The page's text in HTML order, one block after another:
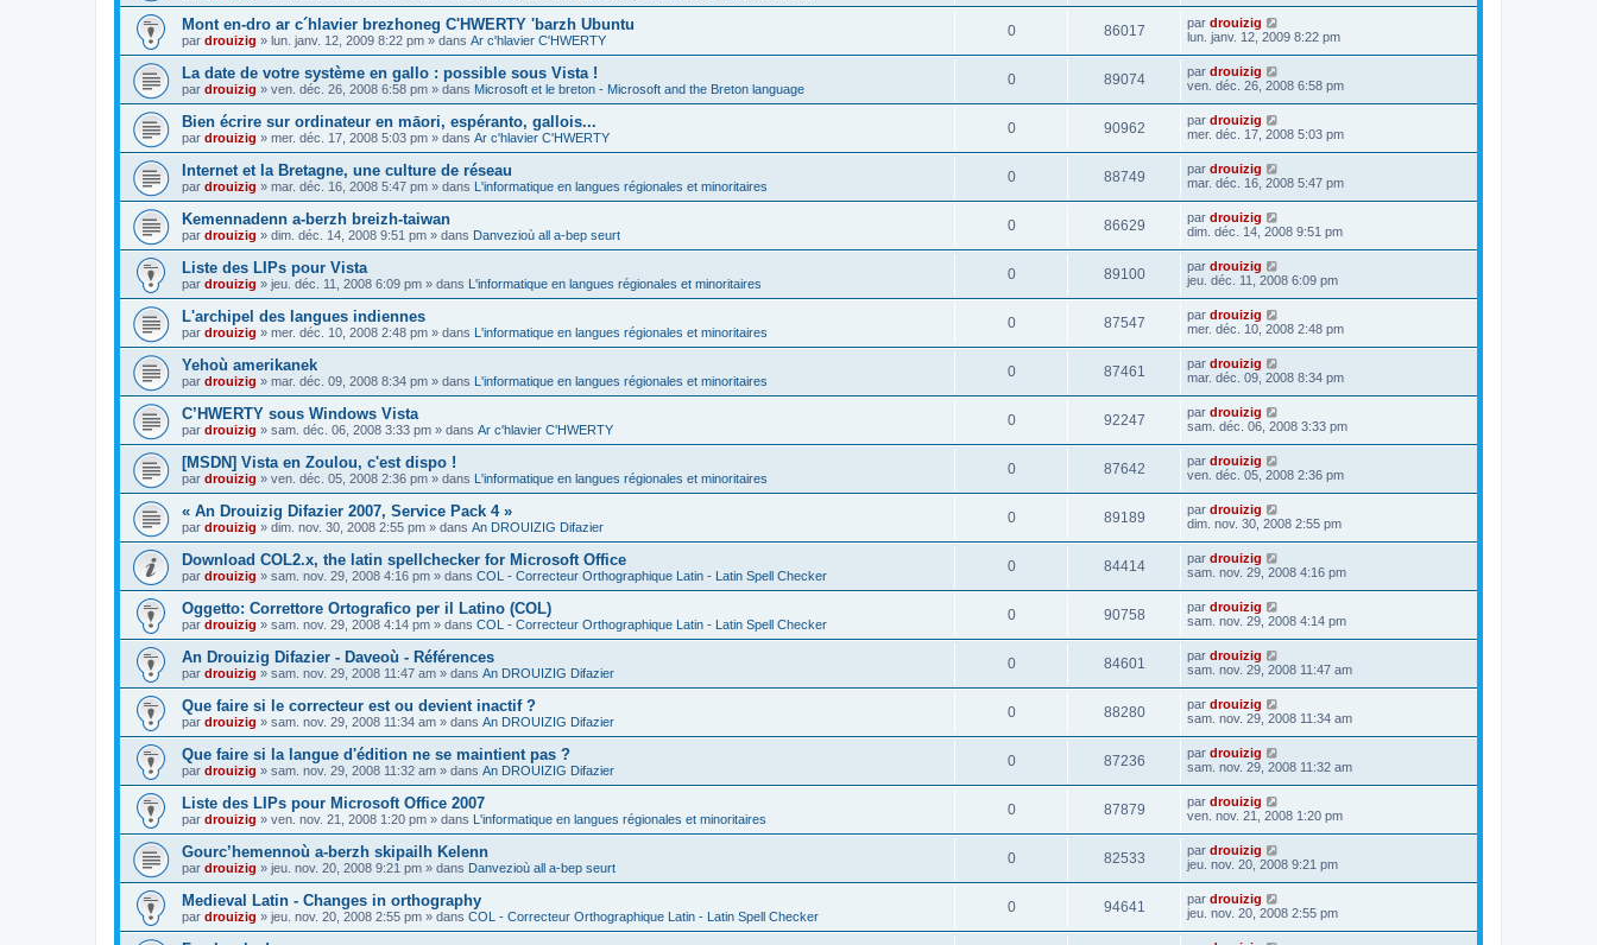
Mont en-dro ar c´hlavier brezhoneg C'HWERTY 'barzh Ubuntu
par drouizig » lun. janv. 12, 2009 8:22 pm » dans Ar c'hlavier C'HWERTY
0 86017 par drouizig
lun. janv. 12, 2009 8:22 pm
La date de votre système en gallo : possible sous Vista !
par drouizig » ven. déc. 26, 2008 6:58 pm » dans Microsoft et le breton - Microsoft and the Breton language
0 89074 par drouizig
ven. déc. 26, 2008 6:58 pm
Bien écrire sur ordinateur en māori, espéranto, gallois...
par drouizig » mer. déc. 17, 2008 5:03 pm » dans Ar c'hlavier C'HWERTY
0 90962 par drouizig
mer. déc. 17, 2008 5:03 pm
Internet et la Bretagne, une culture de réseau
par drouizig » mar. déc. 16, 2008 5:47 pm » dans L'informatique en langues régionales et minoritaires
0 88749 par drouizig
mar. déc. 16, 2008 5:47 pm
Kemennadenn a-berzh breizh-taiwan
par drouizig » dim. déc. 14, 2008 9:51 pm » dans Danvezioù all a-bep seurt
0 86629 par drouizig
dim. déc. 14, 2008 9:51 pm
Liste des LIPs pour Vista
par drouizig » jeu. déc. 11, 2008 6:09 pm » dans L'informatique en langues régionales et minoritaires
0 89100 par drouizig
jeu. déc. 11, 2008 6:09 pm
L'archipel des langues indiennes
par drouizig » mer. déc. 10, 2008 2:48 pm » dans L'informatique en langues régionales et minoritaires
0 87547 par drouizig
mer. déc. 10, 2008 2:48 pm
Yehoù amerikanek
par drouizig » mar. déc. 09, 2008 8:34 pm » dans L'informatique en langues régionales et minoritaires
0 87461 par drouizig
mar. déc. 09, 2008 8:34 pm
C’HWERTY sous Windows Vista
par drouizig » sam. déc. 06, 2008 3:33 pm » dans Ar c'hlavier C'HWERTY
0 92247 par drouizig
sam. déc. 06, 2008 3:33 pm
[MSDN] Vista en Zoulou, c'est dispo !
par drouizig » ven. déc. 05, 2008 2:36 pm » dans L'informatique en langues régionales et minoritaires
0 87642 par drouizig
ven. déc. 05, 2008 2:36 pm
« An Drouizig Difazier 2007, Service Pack 4 »
par drouizig » dim. nov. 30, 2008 2:55 pm » dans An DROUIZIG Difazier
0 89189 par drouizig
dim. nov. 30, 2008 2:55 pm
Download COL2.x, the latin spellchecker for Microsoft Office
par drouizig » sam. nov. 29, 2008 4:16 pm » dans COL - Correcteur Orthographique Latin - Latin Spell Checker
0 84414 par drouizig
sam. nov. 29, 2008 4:16 pm
Oggetto: Correttore Ortografico per il Latino (COL)
par drouizig » sam. nov. 29, 2008 4:14 pm » dans COL - Correcteur Orthographique Latin - Latin Spell Checker
0 90758 par drouizig
sam. nov. 29, 2008 4:14 pm
An Drouizig Difazier - Daveoù - Références
par drouizig » sam. nov. 29, 2008 11:47 am » dans An DROUIZIG Difazier
0 84601 par drouizig
sam. nov. 29, 2008 11:47 am
Que faire si le correcteur est ou devient inactif ?
par drouizig » sam. nov. 29, 2008 11:34 am » dans An DROUIZIG Difazier
0 88280 par drouizig
sam. nov. 29, 2008 11:34 am
Que faire si la langue d'édition ne se maintient pas ?
par drouizig » sam. nov. 29, 2008 11:32 am » dans An DROUIZIG Difazier
0 87236 par drouizig
sam. nov. 29, 2008 11:32 am
Liste des LIPs pour Microsoft Office 2007
par drouizig » ven. nov. 21, 2008 1:20 pm » dans L'informatique en langues régionales et minoritaires
0 87879 par drouizig
ven. nov. 21, 2008 1:20 pm
Gourc’hemennoù a-berzh skipailh Kelenn
par drouizig » jeu. nov. 20, 2008 9:21 pm » dans Danvezioù all a-bep seurt
0 82533 par drouizig
jeu. nov. 20, 2008 9:21 pm
Medieval Latin - Changes in orthography
par drouizig » jeu. nov. 20, 2008 2:55 pm » dans COL - Correcteur Orthographique Latin - Latin Spell Checker
0 94641 par drouizig
jeu. nov. 20, 2008 2:55 pm